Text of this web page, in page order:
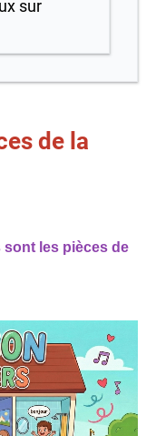
sur
de la
sont les pièces de